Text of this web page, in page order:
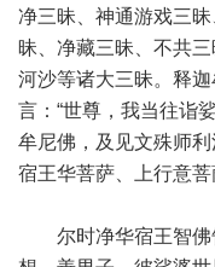
净三昧、神通游戏三
昧、净藏三昧、不共
河沙等诸大三昧。释
言：“世尊，我当往诣
牟尼佛，及见文殊师
宿王华菩萨、上行意
尔时净华宿王智佛